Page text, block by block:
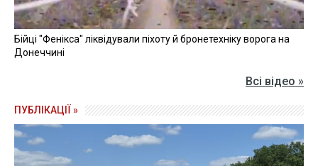
Бійці "Фенікса" ліквідували піхоту й бронетехніку ворога на
Донеччині
Всі відео »
ПУБЛІКАЦІЇ »